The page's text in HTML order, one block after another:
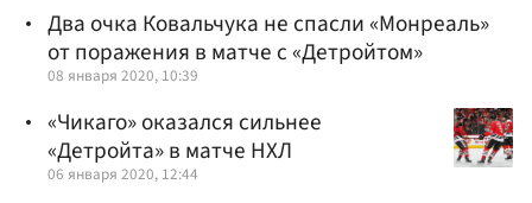
Два очка Ковальчука не спасли «Монреаль»
от поражения в матче с «Детройтом»
08 января 2020, 10:39
«Чикаго» оказался сильнее
«Детройта» в матче НХЛ
06 января 2020, 12:44